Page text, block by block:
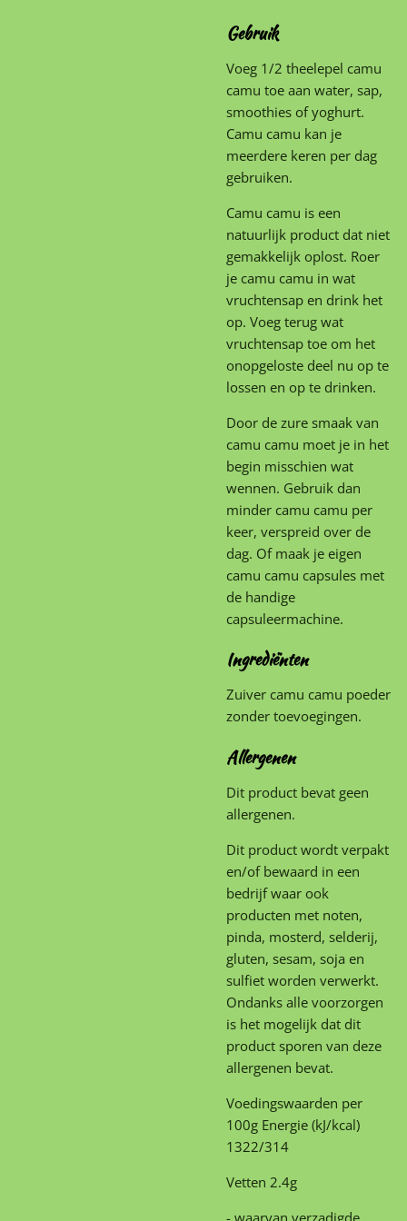
Gebruik
Voeg 1/2 theelepel camu
camu toe aan water, sap,
smoothies of yoghurt.
Camu camu kan je
meerdere keren per dag
gebruiken.
Camu camu is een
natuurlijk product dat niet
gemakkelijk oplost. Roer
je camu camu in wat
vruchtensap en drink het
op. Voeg terug wat
vruchtensap toe om het
onopgeloste deel nu op te
lossen en op te drinken.
Door de zure smaak van
camu camu moet je in het
begin misschien wat
wennen. Gebruik dan
minder camu camu per
keer, verspreid over de
dag. Of maak je eigen
camu camu capsules met
de handige
capsuleermachine.
Ingrediënten
Zuiver camu camu poeder
zonder toevoegingen.
Allergenen
Dit product bevat geen
allergenen.
Dit product wordt verpakt
en/of bewaard in een
bedrijf waar ook
producten met noten,
pinda, mosterd, selderij,
gluten, sesam, soja en
sulfiet worden verwerkt.
Ondanks alle voorzorgen
is het mogelijk dat dit
product sporen van deze
allergenen bevat.
Voedingswaarden per
100g Energie (kJ/kcal)
1322/314
Vetten 2.4g
- waarvan verzadigde